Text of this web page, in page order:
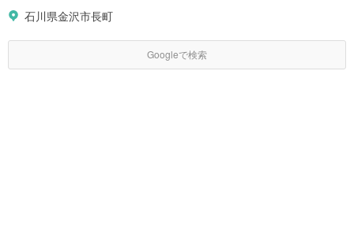
石川県金沢市長町
Googleで検索